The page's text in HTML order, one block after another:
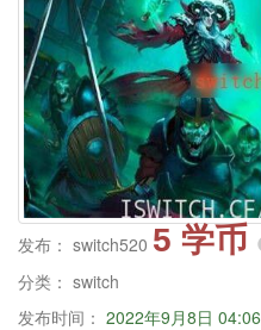
发布： switch520 5 学币
分类： switch
发布时间： 2022年9月8日 04:06